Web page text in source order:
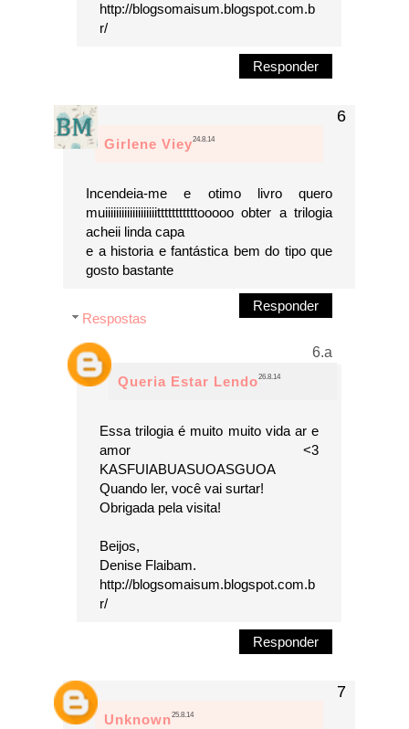
http://blogsomaisum.blogspot.com.b
r/
Responder
Girlene Viey24.8.14
Incendeia-me e otimo livro quero
muiiiiiiiiiiiiiiiiiiitttttttttttooooo obter a trilogia
acheii linda capa
e a historia e fantástica bem do tipo que
gosto bastante
Responder
Respostas
Queria Estar Lendo26.8.14
Essa trilogia é muito muito vida ar e
amor <3
KASFUIABUASUOASGUOA
Quando ler, você vai surtar!
Obrigada pela visita!
Beijos,
Denise Flaibam.
http://blogsomaisum.blogspot.com.b
r/
Responder
Unknown25.8.14